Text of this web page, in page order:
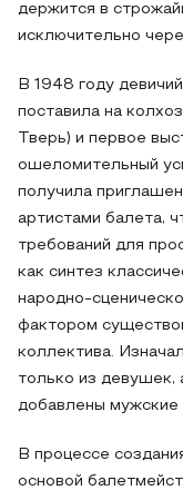
держится в
исключительно
В 1948 году
поставила на
Тверь) и первое
ошеломительный
получила
артистами балета,
требований для
как синтез
народно-
фактором
коллектива.
только из девушек,
добавлены мужские
В процессе
основой